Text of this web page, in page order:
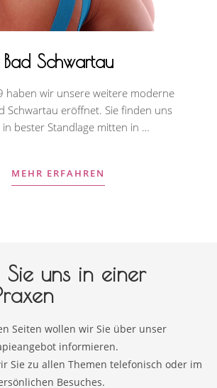
Bad Schwartau
haben wir unsere weitere moderne
Schwartau eröffnet. Sie finden uns
in bester Standlage mitten in …
MEHR ERFAHREN
Sie uns in einer
Seiten wollen wir Sie über unser
informieren.
Sie zu allen Themen telefonisch oder im
Besuches.